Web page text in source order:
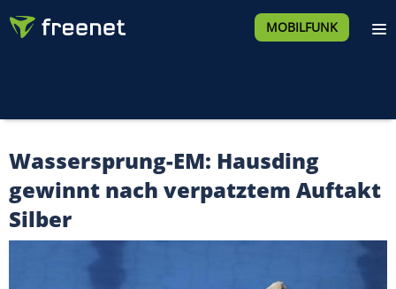
MOBILFUNK
Wassersprung-EM: Hausding
gewinnt nach verpatztem Auftakt
Silber